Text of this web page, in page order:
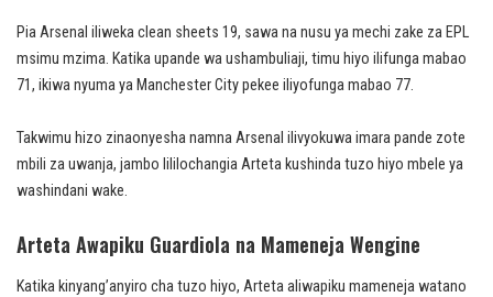
Pia Arsenal iliweka clean sheets 19, sawa na nusu ya mechi zake za EPL
msimu mzima. Katika upande wa ushambuliaji, timu hiyo ilifunga mabao
71, ikiwa nyuma ya Manchester City pekee iliyofunga mabao 77.
Takwimu hizo zinaonyesha namna Arsenal ilivyokuwa imara pande zote
mbili za uwanja, jambo lililochangia Arteta kushinda tuzo hiyo mbele ya
washindani wake.
Arteta Awapiku Guardiola na Mameneja Wengine
Katika kinyang’anyiro cha tuzo hiyo, Arteta aliwapiku mameneja watano